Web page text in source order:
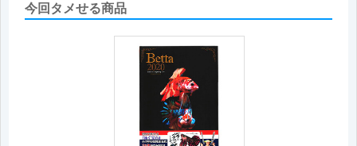
今回タメせる商品